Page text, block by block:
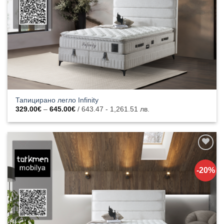
Тапицирано легло Infinity
329.00€ – 645.00€Price
329.00€
645.00€
/ 643.47 - 1,261.51 лв.
-20%
към
списъка с
харесани